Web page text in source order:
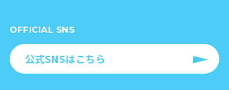
OFFICIAL SNS
公式SNSはこちら